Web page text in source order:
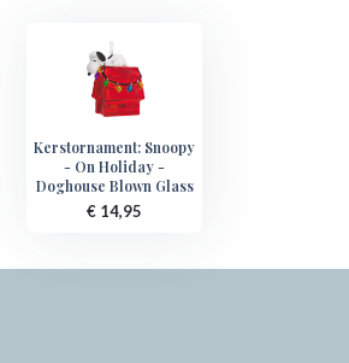
Kerstornament: Snoopy
- On Holiday -
Doghouse Blown Glass
€ 14,95